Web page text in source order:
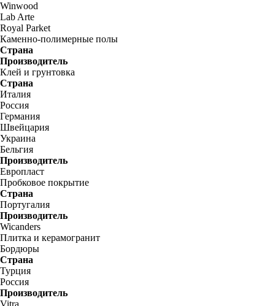
Winwood
Lab Arte
Royal Parket
Каменно-полимерные полы
Страна
Производитель
Клей и грунтовка
Страна
Италия
Россия
Германия
Швейцария
Украина
Бельгия
Производитель
Европласт
Пробковое покрытие
Страна
Португалия
Производитель
Wicanders
Плитка и керамогранит
Бордюры
Страна
Турция
Россия
Производитель
Vitra